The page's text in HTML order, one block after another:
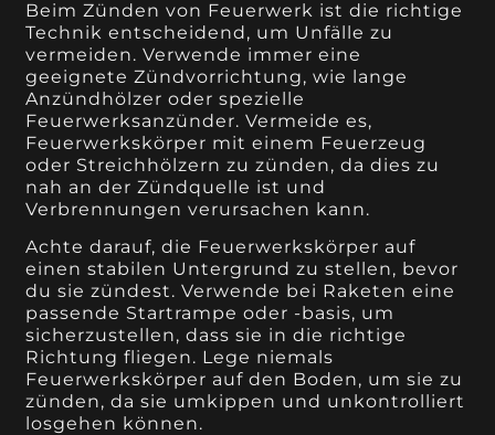
Beim Zünden von Feuerwerk ist die richtige
Technik entscheidend, um Unfälle zu
vermeiden. Verwende immer eine
geeignete Zündvorrichtung, wie lange
Anzündhölzer oder spezielle
Feuerwerksanzünder. Vermeide es,
Feuerwerkskörper mit einem Feuerzeug
oder Streichhölzern zu zünden, da dies zu
nah an der Zündquelle ist und
Verbrennungen verursachen kann.
Achte darauf, die Feuerwerkskörper auf
einen stabilen Untergrund zu stellen, bevor
du sie zündest. Verwende bei Raketen eine
passende Startrampe oder -basis, um
sicherzustellen, dass sie in die richtige
Richtung fliegen. Lege niemals
Feuerwerkskörper auf den Boden, um sie zu
zünden, da sie umkippen und unkontrolliert
losgehen können.